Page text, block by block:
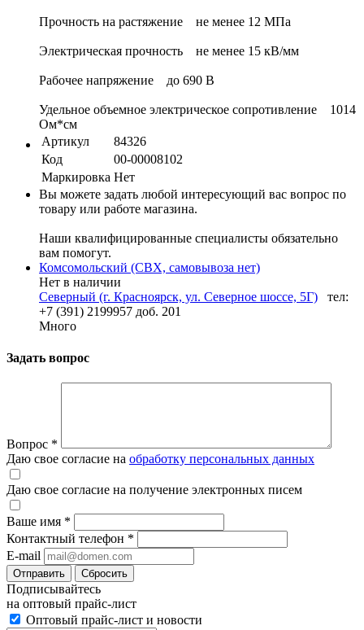
Прочность на растяжение не менее 12 МПа
Электрическая прочность не менее 15 кВ/мм
Рабочее напряжение до 690 В
Удельное объемное электрическое сопротивление 1014
Ом*см
Артикул
84326
Код
00-00008102
Маркировка Нет
Вы можете задать любой интересующий вас вопрос по
товару или работе магазина.
Наши квалифицированные специалисты обязательно
вам помогут.
Комсомольский (СВХ, самовывоза нет)
Нет в наличии
Северный (г. Красноярск, ул. Северное шоссе, 5Г)
тел:
+7 (391) 2199957 доб. 201
Много
Задать вопрос
Вопрос *
Даю свое согласие на обработку персональных данных
Даю свое согласие на получение электронных писем
Ваше имя *
Контактный телефон *
E-mail
Отправить Сбросить
Подписывайтесь
на оптовый прайс-лист
Оптовый прайс-лист и новости